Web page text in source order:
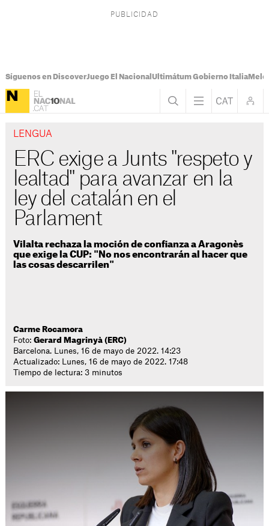
Síguenos en DiscoverJuego El Nacional Ultimátum Gobierno Italia
LENGUA
ERC exige a Junts "respeto y
lealtad" para avanzar en la
ley del catalán en el
Parlament
Vilalta rechaza la moción de confianza a Aragonès
que exige la CUP: "No nos encontrarán al hacer que
las cosas descarrilen"
Carme Rocamora
Foto:Gerard Magrinyà (ERC)
Barcelona. Lunes, 16 de mayo de 2022. 14:23
Actualizado: Lunes, 16 de mayo de 2022. 17:48
Tiempo de lectura: 3 minutos